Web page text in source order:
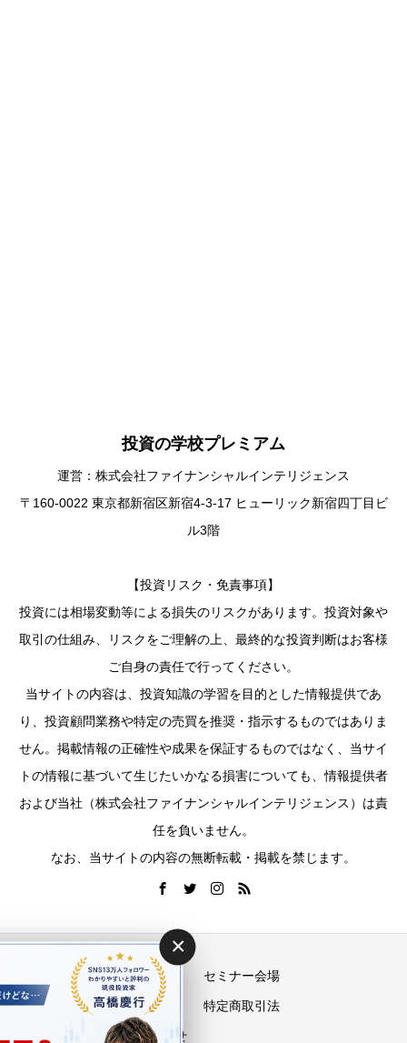
投資の学校プレミアム
運営：株式会社ファイナンシャルインテリジェンス
〒160-0022 東京都新宿区新宿4-3-17 ヒューリック新宿四丁目ビ
ル3階
【投資リスク・免責事項】
投資には相場変動等による損失のリスクがあります。投資対象や
取引の仕組み、リスクをご理解の上、最終的な投資判断はお客様
ご自身の責任で行ってください。
当サイトの内容は、投資知識の学習を目的とした情報提供であ
り、投資顧問業務や特定の売買を推奨・指示するものではありま
せん。掲載情報の正確性や成果を保証するものではなく、当サイ
トの情報に基づいて生じたいかなる損害についても、情報提供者
および当社（株式会社ファイナンシャルインテリジェンス）は責
任を負いません。
なお、当サイトの内容の無断転載・掲載を禁じます。
セミナー会場
プライバシーポリシー 特定商取引法
お問い合わせ
×